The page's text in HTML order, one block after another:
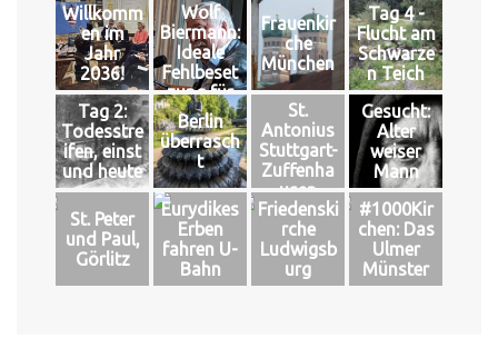
Willkomm
en im
Jahr
2036!
Wolf
Biermann:
Ideale
Fehlbeset
zung für
das große
Glück
Frauenkir
che
München
Tag 4 -
Flucht am
Schwarze
n Teich
Tag 2:
Todesstre
ifen, einst
und heute
Berlin
überrasch
t
St.
Antonius
Stuttgart-
Zuffenha
usen
Gesucht:
Alter
weiser
Mann
St. Peter
und Paul,
Görlitz
Eurydikes
Erben
fahren U-
Bahn
Friedenski
rche
Ludwigsb
urg
#1000Kir
chen: Das
Ulmer
Münster